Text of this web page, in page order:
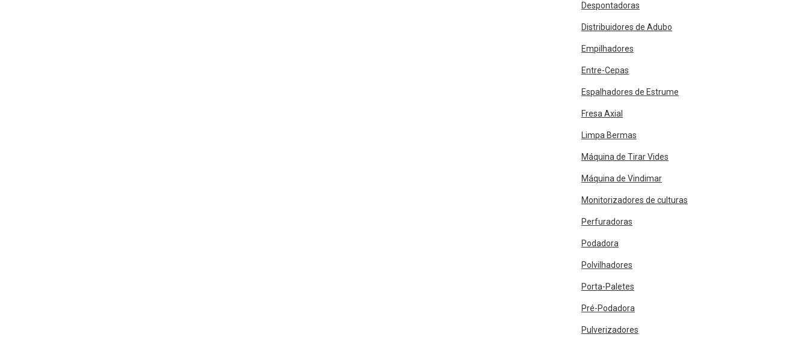
Despontadoras
Distribuidores de Adubo
Empilhadores
Entre-Cepas
Espalhadores de Estrume
Fresa Axial
Limpa Bermas
Máquina de Tirar Vides
Máquina de Vindimar
Monitorizadores de culturas
Perfuradoras
Podadora
Polvilhadores
Porta-Paletes
Pré-Podadora
Pulverizadores